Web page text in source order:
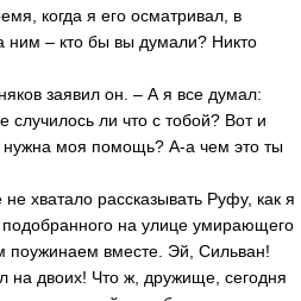
когда я его осматривал, в
ним – кто бы вы думали? Никто
заявил он. – А я все думал:
случилось ли что с тобой? Вот и
нужна моя помощь? А-а чем это ты
хватало рассказывать Руфу, как я
на улице умирающего
поужинаем вместе. Эй, Сильван!
на двоих! Что ж, дружище, сегодня